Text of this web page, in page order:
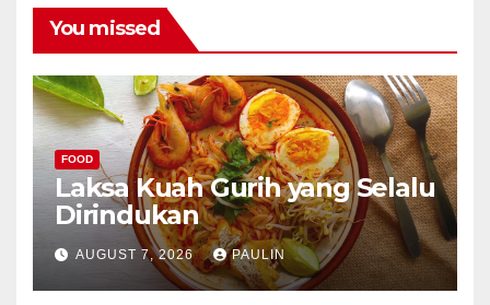
You missed
FOOD
Laksa Kuah Gurih yang Selalu
Dirindukan
AUGUST 7, 2026 PAULIN